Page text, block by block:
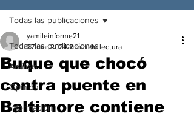
Todas las publicaciones
Análisis
Opinión
Información
Todas las publicaciones
Buque que chocó
contra puente en
Baltimore contiene
yamileinforme21
27 mar 2024 2 min de lectura